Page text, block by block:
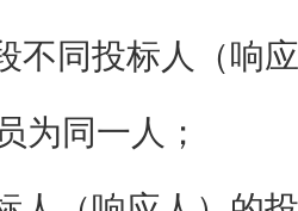
不同投标人（响
员为同一人